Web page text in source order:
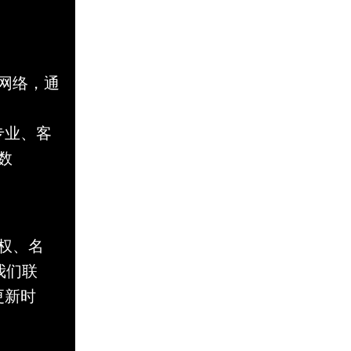
络，通
业、客
、名
们联
新时